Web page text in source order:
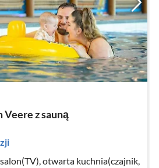
z sauną
otwarta kuchnia(czajnik,